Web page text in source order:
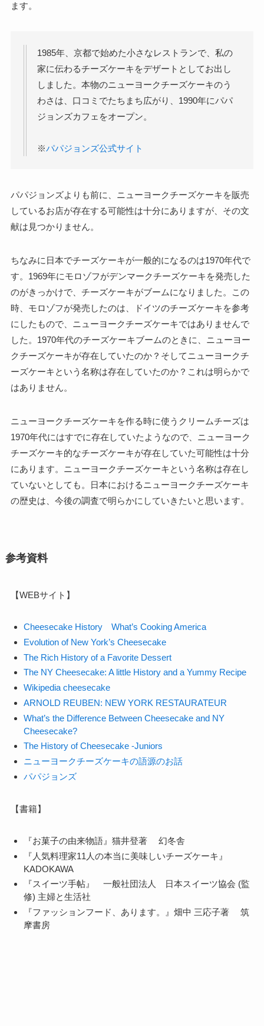
ます。
1985年、京都で始めた小さなレストランで、私の
家に伝わるチーズケーキをデザートとしてお出し
しました。本物のニューヨークチーズケーキのう
わさは、口コミでたちまち広がり、1990年にパパ
ジョンズカフェをオープン。
※パパジョンズ公式サイト
パパジョンズよりも前に、ニューヨークチーズケーキを販売
しているお店が存在する可能性は十分にありますが、その文
献は見つかりません。
ちなみに日本でチーズケーキが一般的になるのは1970年代で
す。1969年にモロゾフがデンマークチーズケーキを発売した
のがきっかけで、チーズケーキがブームになりました。この
時、モロゾフが発売したのは、ドイツのチーズケーキを参考
にしたもので、ニューヨークチーズケーキではありませんで
した。1970年代のチーズケーキブームのときに、ニューヨー
クチーズケーキが存在していたのか？そしてニューヨークチ
ーズケーキという名称は存在していたのか？これは明らかで
はありません。
ニューヨークチーズケーキを作る時に使うクリームチーズは
1970年代にはすでに存在していたようなので、ニューヨーク
チーズケーキ的なチーズケーキが存在していた可能性は十分
にあります。ニューヨークチーズケーキという名称は存在し
ていないとしても。日本におけるニューヨークチーズケーキ
の歴史は、今後の調査で明らかにしていきたいと思います。
参考資料
【WEBサイト】
Cheesecake History What’s Cooking America
Evolution of New York’s Cheesecake
The Rich History of a Favorite Dessert
The NY Cheesecake: A little History and a Yummy Recipe
Wikipedia cheesecake
ARNOLD REUBEN: NEW YORK RESTAURATEUR
What’s the Difference Between Cheesecake and NY
Cheesecake?
The History of Cheesecake -Juniors
ニューヨークチーズケーキの語源のお話
パパジョンズ
【書籍】
『お菓子の由来物語』猫井登著 幻冬舎
『人気料理家11人の本当に美味しいチーズケーキ』
KADOKAWA
『スイーツ手帖』 一般社団法人 日本スイーツ協会 (監
修) 主婦と生活社
『ファッションフード、あります。』畑中 三応子著 筑
摩書房